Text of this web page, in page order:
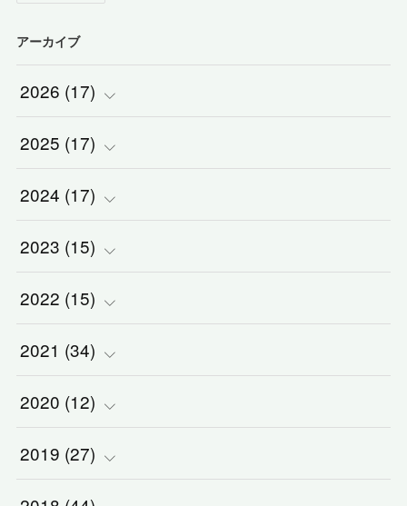
アーカイブ
2026 (17)
(2)
(1)
(1)
(3)
(3)
(5)
(2)
2025 (17)
(2)
(1)
(1)
(2)
(3)
(5)
2024 (17)
(2)
(5)
(1)
(5)
(2)
2023 (15)
(3)
(1)
(1)
(2)
2022 (15)
(2)
(2)
(1)
2021 (34)
(2)
(1)
2020 (12)
(1)
2019 (27)